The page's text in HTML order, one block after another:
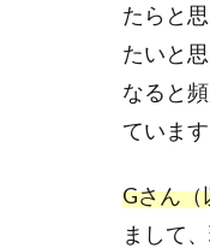
たらと
たいと
なると
ています
Gさん（
まして